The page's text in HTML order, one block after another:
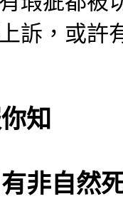
訴，或許
知
非自然